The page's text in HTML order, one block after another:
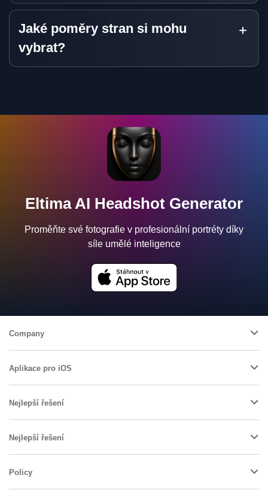
Jaké poměry stran si mohu
vybrat?
Eltima AI Headshot Generator
Proměňte své fotografie v profesionální portréty díky
síle umělé inteligence
Company
Aplikace pro iOS
Nejlepší řešení
Nejlepší řešení
Policy